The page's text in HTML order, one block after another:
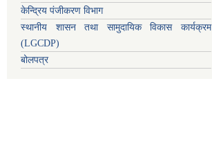
केन्द्रिय पंजीकरण विभाग
स्थानीय शासन तथा सामुदायिक विकास कार्यक्रम
(LGCDP)
बोलपत्र